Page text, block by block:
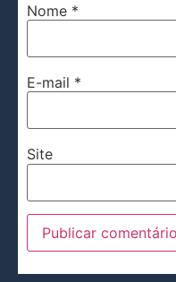
Nome *
E-mail *
Site